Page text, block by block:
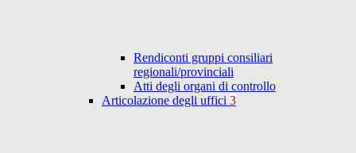
Rendiconti gruppi consiliari
regionali/provinciali
Atti degli organi di controllo
Articolazione degli uffici 3